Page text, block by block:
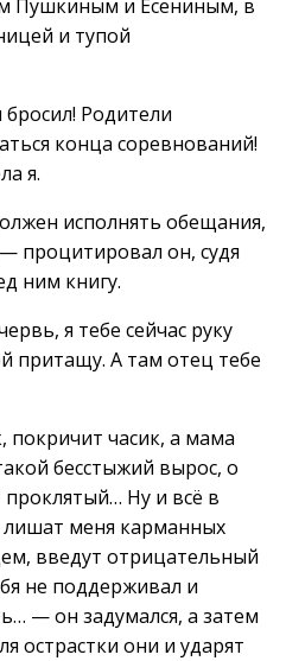
Пушкиным и Есениным, в
и тупой
Родители
конца соревнований!
я.
исполнять обещания,
процитировал он, судя
ним книгу.
я тебе сейчас руку
притащу. А там отец тебе
покричит часик, а мама
бесстыжий вырос, о
проклятый… Ну и всё в
лишат меня карманных
введут отрицательный
не поддерживал и
— он задумался, а затем
острастки они и ударят